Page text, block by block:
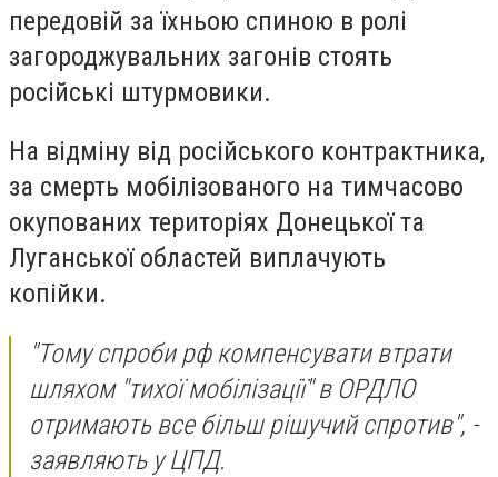
передовій за їхньою спиною в ролі
загороджувальних загонів стоять
російські штурмовики.
На відміну від російського контрактника,
за смерть мобілізованого на тимчасово
окупованих територіях Донецької та
Луганської областей виплачують
копійки.
"Тому спроби рф компенсувати втрати
шляхом "тихої мобілізації" в ОРДЛО
отримають все більш рішучий спротив", -
заявляють у ЦПД.